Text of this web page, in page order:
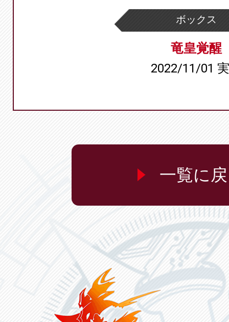
ボックス
竜皇覚醒
2022/11/01
一覧に